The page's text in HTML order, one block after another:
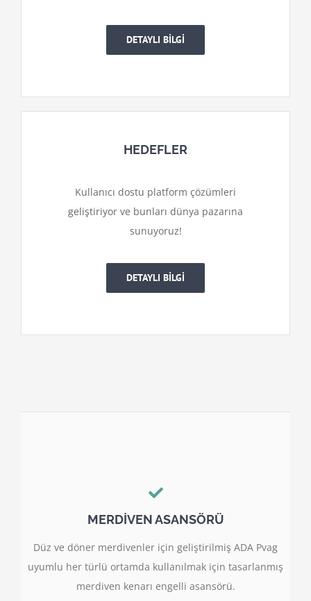
DETAYLI BİLGİ
HEDEFLER
Kullanıcı dostu platform çözümleri
geliştiriyor ve bunları dünya pazarına
sunuyoruz!
DETAYLI BİLGİ
MERDİVEN ASANSÖRÜ
Düz ve döner merdivenler için geliştirilmiş ADA Pvag
uyumlu her türlü ortamda kullanılmak için tasarlanmış
merdiven kenarı engelli asansörü.